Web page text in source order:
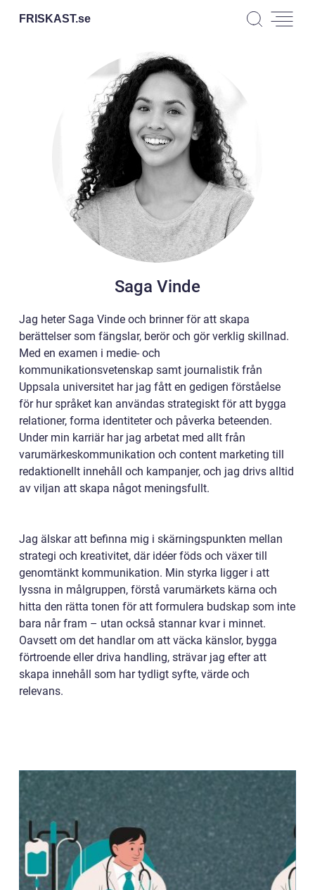
FRISKAST.se
Saga Vinde
Jag heter Saga Vinde och brinner för att skapa
berättelser som fängslar, berör och gör verklig skillnad.
Med en examen i medie- och
kommunikationsvetenskap samt journalistik från
Uppsala universitet har jag fått en gedigen förståelse
för hur språket kan användas strategiskt för att bygga
relationer, forma identiteter och påverka beteenden.
Under min karriär har jag arbetat med allt från
varumärkeskommunikation och content marketing till
redaktionellt innehåll och kampanjer, och jag drivs alltid
av viljan att skapa något meningsfullt.
Jag älskar att befinna mig i skärningspunkten mellan
strategi och kreativitet, där idéer föds och växer till
genomtänkt kommunikation. Min styrka ligger i att
lyssna in målgruppen, förstå varumärkets kärna och
hitta den rätta tonen för att formulera budskap som inte
bara når fram – utan också stannar kvar i minnet.
Oavsett om det handlar om att väcka känslor, bygga
förtroende eller driva handling, strävar jag efter att
skapa innehåll som har tydligt syfte, värde och
relevans.